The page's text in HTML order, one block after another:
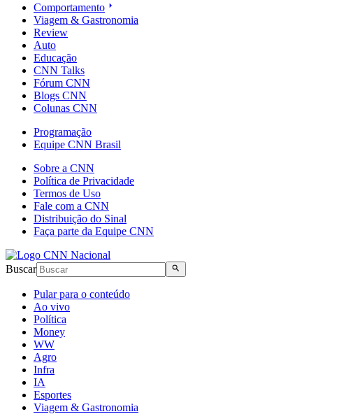
Comportamento
Viagem & Gastronomia
Review
Auto
Educação
CNN Talks
Fórum CNN
Blogs CNN
Colunas CNN
Programação
Equipe CNN Brasil
Sobre a CNN
Política de Privacidade
Termos de Uso
Fale com a CNN
Distribuição do Sinal
Faça parte da Equipe CNN
Buscar
Pular para o conteúdo
Ao vivo
Política
Money
WW
Agro
Infra
IA
Esportes
Viagem & Gastronomia